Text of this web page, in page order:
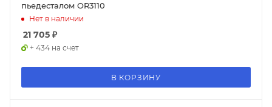
пьедесталом OR3110
Нет в наличии
21 705 ₽
+ 434 на счет
В КОРЗИНУ